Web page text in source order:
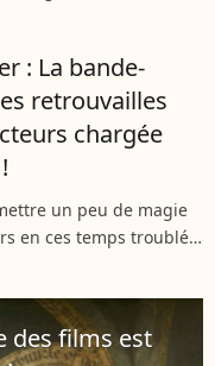
de la saga Harry
de son 4e enfant,
: La bande-
retrouvailles
chargée
un peu de magie
en ces temps troublés
pandémie. HBO
les acteurs de...
des films est